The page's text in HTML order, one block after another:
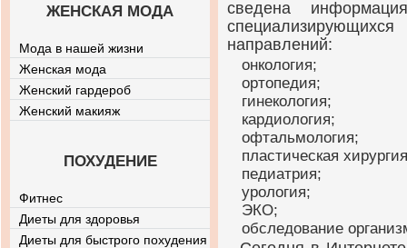
сведена
направлений:
онкология;
ортопедия;
гинекология;
кардиология;
офтальмология;
пластическая
педиатрия;
урология;
ЭКО;
обследование
ЖЕНСКАЯ МОДА
Мода в нашей жизни
Женская мода
Женский гардероб
Женский макияж
ПОХУДЕНИЕ
Фитнес
Диеты для здоровья
Диеты для быстрого похудения